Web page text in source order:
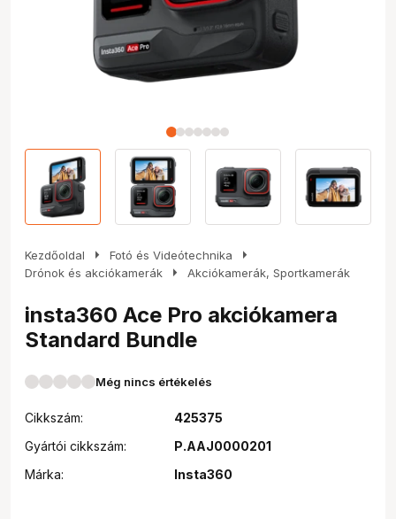
Kezdőoldal arrow_right Fotó és Videótechnika arrow_right
Drónok és akciókamerák arrow_right Akciókamerák, Sportkamerák
insta360 Ace Pro akciókamera
Standard Bundle
Még nincs értékelés
Cikkszám:
425375
Gyártói cikkszám:
P.AAJ0000201
Márka:
Insta360